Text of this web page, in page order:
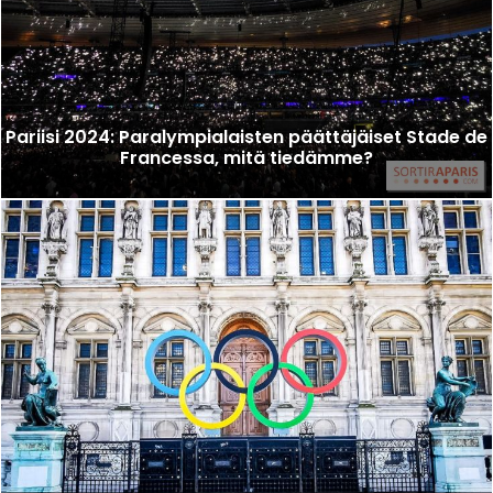
Pariisi 2024: Paralympialaisten päättäjäiset Stade de
Francessa, mitä tiedämme?